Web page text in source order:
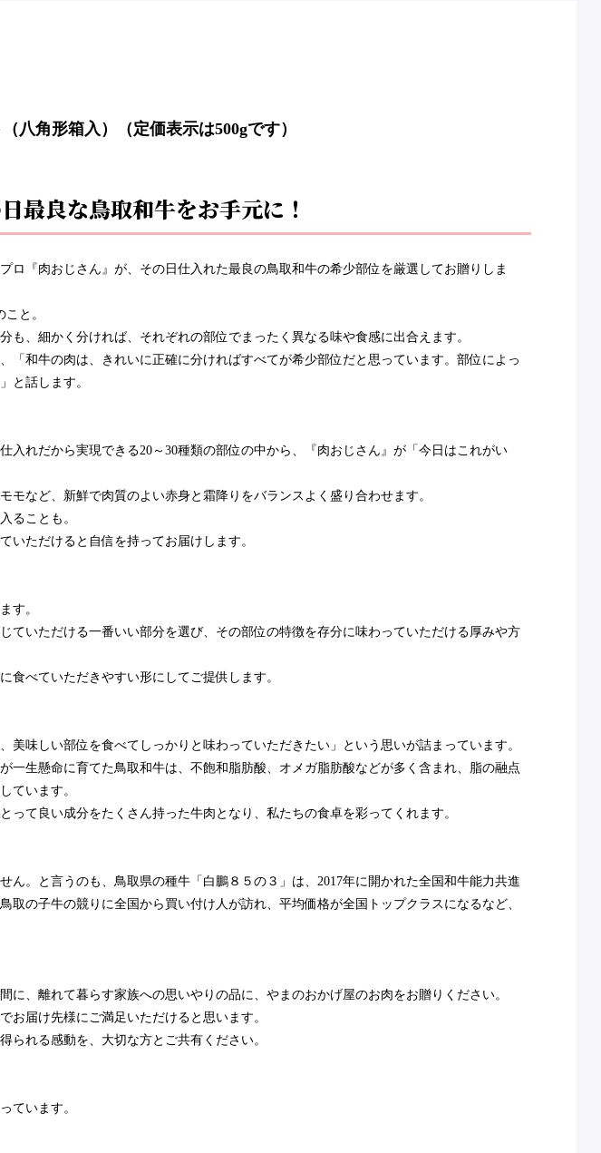
八角形箱入）（定価表示は500gです）
最良な鳥取和牛をお手元に！
ロ『肉おじさん』が、その日仕入れた最良の鳥取和牛の希少部位を厳選してお贈りしま
と。
も、細かく分ければ、それぞれの部位でまったく異なる味や食感に出合えます。
「和牛の肉は、きれいに正確に分ければすべてが希少部位だと思っています。部位によっ
と話します。
入れだから実現できる20～30種類の部位の中から、『肉おじさん』が「今日はこれがい
モなど、新鮮で肉質のよい赤身と霜降りをバランスよく盛り合わせます。
ることも。
いただけると自信を持ってお届けします。
す。
ていただける一番いい部分を選び、その部位の特徴を存分に味わっていただける厚みや方
食べていただきやすい形にしてご提供します。
美味しい部位を食べてしっかりと味わっていただきたい」という思いが詰まっています。
一生懸命に育てた鳥取和牛は、不飽和脂肪酸、オメガ脂肪酸などが多く含まれ、脂の融点
ています。
って良い成分をたくさん持った牛肉となり、私たちの食卓を彩ってくれます。
ん。と言うのも、鳥取県の種牛「白鵬８５の３」は、2017年に開かれた全国和牛能力共進
取の子牛の競りに全国から買い付け人が訪れ、平均価格が全国トップクラスになるなど、
に、離れて暮らす家族への思いやりの品に、やまのおかげ屋のお肉をお贈りください。
お届け先様にご満足いただけると思います。
られる感動を、大切な方とご共有ください。
ています。